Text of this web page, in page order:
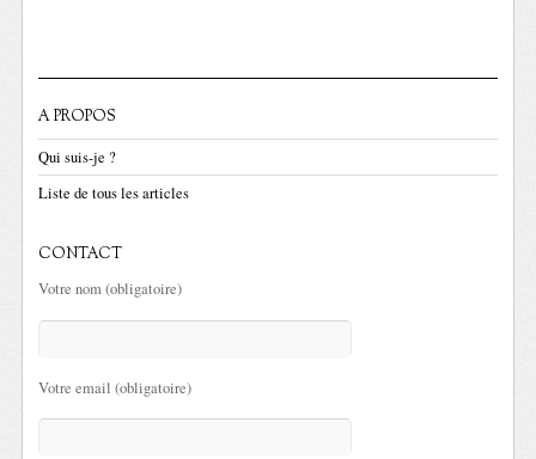
A PROPOS
Qui suis-je ?
Liste de tous les articles
CONTACT
Votre nom (obligatoire)
Votre email (obligatoire)